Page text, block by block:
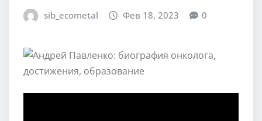
sib_ecometal Фев 18, 2023 0